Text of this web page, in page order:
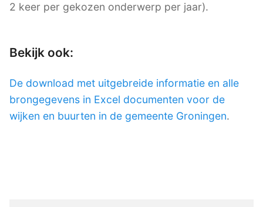
2 keer per gekozen onderwerp per jaar).
Bekijk ook:
De download met uitgebreide informatie en alle
brongegevens in Excel documenten voor de
wijken en buurten in de gemeente Groningen.